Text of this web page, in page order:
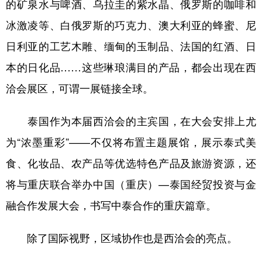
的矿泉水与啤酒、乌拉圭的紫水晶、俄罗斯的咖啡和
冰激凌等、白俄罗斯的巧克力、澳大利亚的蜂蜜、尼
日利亚的工艺木雕、缅甸的玉制品、法国的红酒、日
本的日化品……这些琳琅满目的产品，都会出现在西
洽会展区，可谓一展链接全球。
泰国作为本届西洽会的主宾国，在大会安排上尤
为“浓墨重彩”——不仅将布置主题展馆，展示泰式美
食、化妆品、农产品等优选特色产品及旅游资源，还
将与重庆联合举办中国（重庆）—泰国经贸投资与金
融合作发展大会，书写中泰合作的重庆篇章。
除了国际视野，区域协作也是西洽会的亮点。